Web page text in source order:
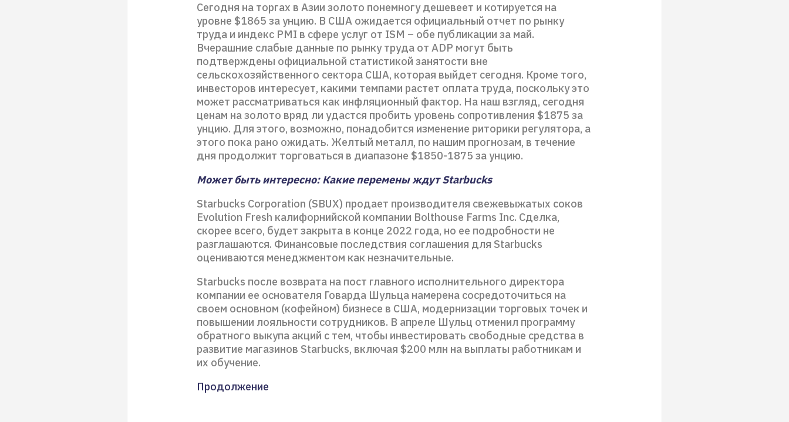
Сегодня на торгах в Азии золото понемногу дешевеет и котируется на
уровне $1865 за унцию. В США ожидается официальный отчет по рынку
труда и индекс PMI в сфере услуг от ISM – обе публикации за май.
Вчерашние слабые данные по рынку труда от ADP могут быть
подтверждены официальной статистикой занятости вне
сельскохозяйственного сектора США, которая выйдет сегодня. Кроме того,
инвесторов интересует, какими темпами растет оплата труда, поскольку это
может рассматриваться как инфляционный фактор. На наш взгляд, сегодня
ценам на золото вряд ли удастся пробить уровень сопротивления $1875 за
унцию. Для этого, возможно, понадобится изменение риторики регулятора, а
этого пока рано ожидать. Желтый металл, по нашим прогнозам, в течение
дня продолжит торговаться в диапазоне $1850-1875 за унцию.
Может быть интересно: Какие перемены ждут Starbucks
Starbucks Corporation (SBUX) продает производителя свежевыжатых соков
Evolution Fresh калифорнийской компании Bolthouse Farms Inc. Сделка,
скорее всего, будет закрыта в конце 2022 года, но ее подробности не
разглашаются. Финансовые последствия соглашения для Starbucks
оцениваются менеджментом как незначительные.
Starbucks после возврата на пост главного исполнительного директора
компании ее основателя Говарда Шульца намерена сосредоточиться на
своем основном (кофейном) бизнесе в США, модернизации торговых точек и
повышении лояльности сотрудников. В апреле Шульц отменил программу
обратного выкупа акций с тем, чтобы инвестировать свободные средства в
развитие магазинов Starbucks, включая $200 млн на выплаты работникам и
их обучение.
Продолжение